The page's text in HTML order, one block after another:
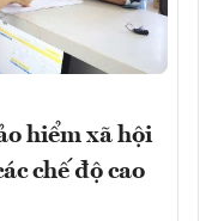
hiểm xã hội
chế độ cao